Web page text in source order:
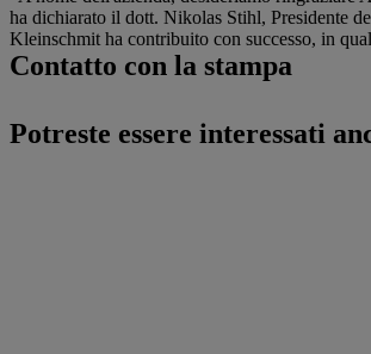
ha dichiarato il dott. Nikolas Stihl, Presidente
Kleinschmit ha contribuito con successo, in
Contatto con la stampa
Potreste essere interessati